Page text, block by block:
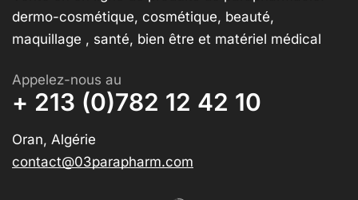
dermo-cosmétique, cosmétique, beauté,
maquillage , santé, bien être et matériel médical
Appelez-nous au
+ 213 (0)782 12 42 10
Oran, Algérie
contact@03parapharm.com